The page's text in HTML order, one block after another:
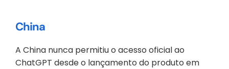
China
A China nunca permitiu o acesso oficial ao
ChatGPT desde o lançamento do produto em